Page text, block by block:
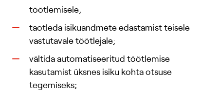
töötlemisele;
taotleda isikuandmete edastamist teisele
vastutavale töötlejale;
vältida automatiseeritud töötlemise
kasutamist üksnes isiku kohta otsuse
tegemiseks;